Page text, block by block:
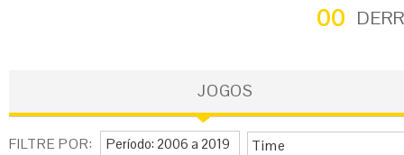
00
JOGOS
FILTRE POR: Time